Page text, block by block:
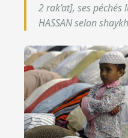
2 rak’at], ses
HASSAN selon